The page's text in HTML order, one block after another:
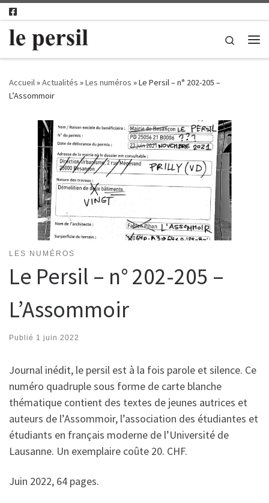
Passer au contenu
Search
Accueil»Actualités »Les numéros »Le Persil – n° 202-205 –
L’Assommoir
LES NUMÉROS
Le Persil – n° 202-205 –
L’Assommoir
Publié 1 juin 2022
Journal inédit, le persil est à la fois parole et silence. Ce
numéro quadruple sous forme de carte blanche
thématique contient des textes de jeunes autrices et
auteurs de l’Assommoir, l’association des étudiantes et
étudiants en français moderne de l’Université de
Lausanne. Un exemplaire coûte 20. CHF.
Juin 2022, 64 pages.